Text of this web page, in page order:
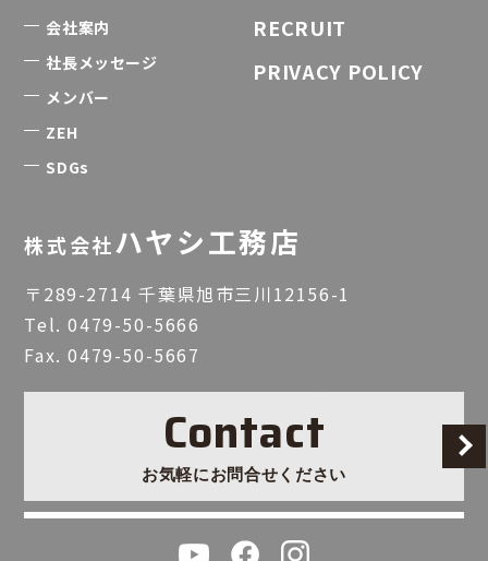
会社案内
社長メッセージ
メンバー
ZEH
SDGs
RECRUIT
PRIVACY POLICY
株式会社ハヤシ工務店
〒289-2714 千葉県旭市三川12156-1
Tel.0479-50-5666
Fax. 0479-50-5667
Contact
お気軽にお問合せください